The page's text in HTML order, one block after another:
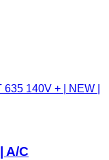
635 140V + | NEW |
A/C